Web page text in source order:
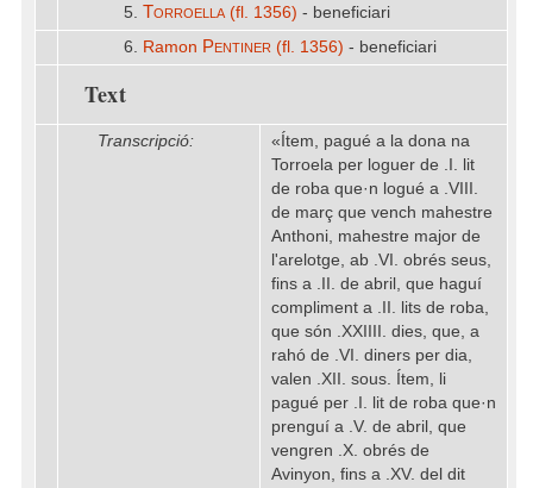
5. Torroella(fl. 1356) - beneficiari
6. Ramon Pentiner (fl. 1356) - beneficiari
Text
Transcripció:
«Ítem, pagué a la dona na
Torroela per loguer de .I. lit
de roba que·n logué a .VIII.
de març que vench mahestre
Anthoni, mahestre major de
l'arelotge, ab .VI. obrés seus,
fins a .II. de abril, que haguí
compliment a .II. lits de roba,
que són .XXIIII. dies, que, a
rahó de .VI. diners per dia,
valen .XII. sous. Ítem, li
pagué per .I. lit de roba que·n
prenguí a .V. de abril, que
vengren .X. obrés de
Avinyon, fins a .XV. del dit